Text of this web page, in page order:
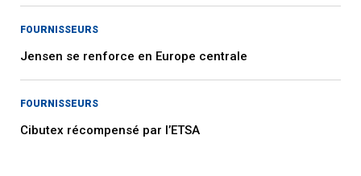
FOURNISSEURS
Jensen se renforce en Europe centrale
FOURNISSEURS
Cibutex récompensé par l’ETSA